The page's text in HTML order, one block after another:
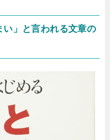
」と言われる文章の